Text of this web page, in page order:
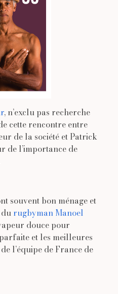
, n’exclu pas recherche
cette rencontre entre
de la société et Patrick
de l’importance de
souvent bon ménage et
du rugbyman Manoel
douce pour
et les meilleures
l’équipe de France de